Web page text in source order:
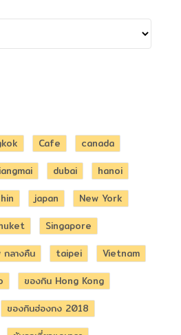
Cafe
canada
dubai
hanoi
japan
New York
Singapore
ลางคืน
taipei
Vietnam
ของกิน Hong Kong
ของกินฮ่องกง 2018